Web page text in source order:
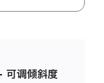
调倾斜度